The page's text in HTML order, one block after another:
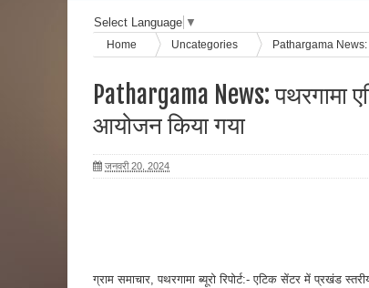
Select Language ▼
Home Uncategories Pathargama News:
Pathargama News: पथरगामा
आयोजन किया गया
जनवरी 20, 2024
ग्राम समाचार, पथरगामा ब्यूरो रिपोर्ट:- एटिक सेंटर में प्रखंड